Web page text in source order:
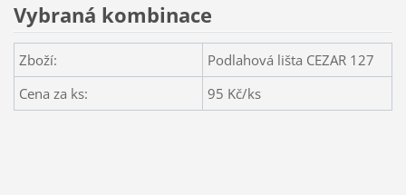
Vybraná kombinace
Zboží:
Podlahová lišta CEZAR 127
Cena za ks:
95 Kč/ks